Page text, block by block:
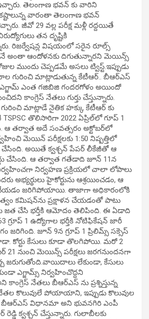
తెలంగాణ భవన్ కు వారిని
కష్టాలున్న వారంతా తెలంగాణ భవన్
జీవో 29 వల్ల పరీక్ష మళ్లీ రద్దయితే
తన దృష్టికి
రిజర్వేషన్ల విషయంలో సరైన రూల్స్
అంతా ఆందోళనకు దిగుతున్నారని మెయిన్స్
ముందు చెప్పడమే అసలు ట్విస్ట్.ఇప్పుడు
గురించి మాట్లాడుతున్న కేటీఆర్.. బీఆర్ఎస్
ఎంత గజిబిజి గందరగోళం అయిందో
కాంగ్రెస్ నేతలు గుర్తు చేస్తున్నారు.
గురించి మాట్లాడే నైతిక హక్కు కేటీఆర్ కు
తొలిసారిగా 2022 ఏప్రిల్‌లో గూప్‌ 1
ఆ తర్వాత అదే సంవత్సరం అక్టోబర్‌లో
మెయిన్‌ పరీక్షలకు 1:50 నిష్పత్తిలో
చేసింది. అయితే క్వశ్చన్ పేపర్ లీకేజీతో ఆ
చేసింది. ఆ తర్వాత గతేడాది జూన్‌ 11న
నిర్వహణ ప్రక్రియలో చాలా లోపాలు
అభ్యర్థులు హైకోర్టును ఆశ్రయించడం, ఆ
చేయడం జరిగిపోయాయి. తాజాగా అధికారంలోకి
కమిషన్‌ను ప్రక్షాళన చేయడంతో పాటు
జత చేసి భర్తీకి ఆమోదం తెలిపింది. ఈ ఏడాది
గ్రూప్‌ 1 ఉద్యోగాల భర్తీకి నోటిఫికేషన్‌ జారీ
జరిగింది. జూన్ 9న గ్రూప్ 1 ప్రిలిమ్స్ సక్సెస్
కోర్టు కేసులు కూడా తొలగిపోయి. మరో 2
21 నుంచి మెయిన్స్ పరీక్షలు జరగనుందనగా
జరుగుతోంది.వాయిదాలు లేకుండా, కేసులు
ఎగ్జామ్స్ నిర్వహించొద్దని
కాంగ్రెస్ నేతలు బీఆర్ఎస్ ను ప్రశ్నిస్తున్న
కొలువులే పోయాయాని, ఇప్పుడు కొలువుల
బీఆర్ఎస్ విధానమా అని భువనగిరి ఎంపీ
క్వశ్చన్ చేస్తున్నారు. గులాబీలకు